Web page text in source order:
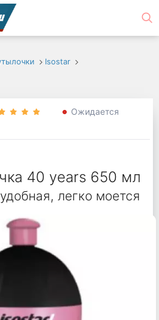
Isostar
Ожидается
40 years 650 мл
легко моется